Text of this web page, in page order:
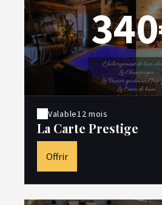
Valable12 mois
La Carte Prestige
Offrir